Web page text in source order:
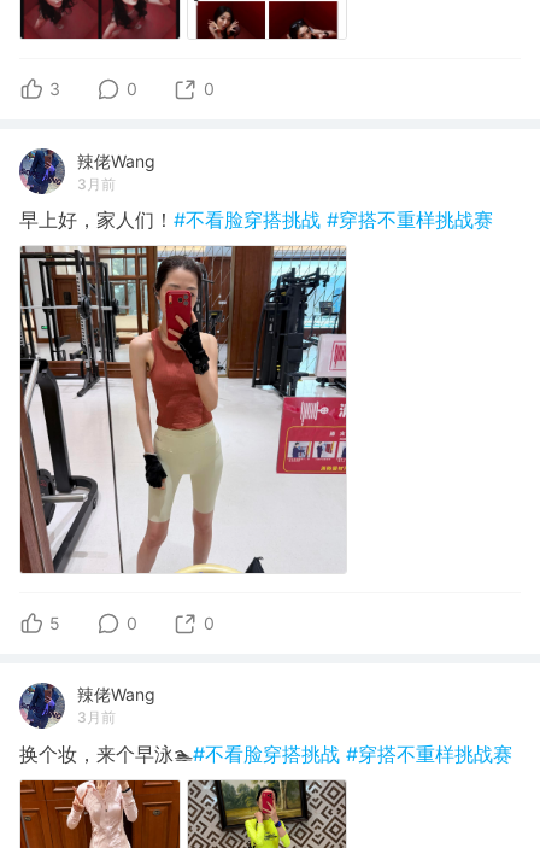
3 0 0
辣佬Wang
3月前
早上好，家人们！ #不看脸穿搭挑战 #穿搭不重样挑战赛
5 0 0
辣佬Wang
3月前
换个妆，来个早泳🏊#不看脸穿搭挑战 #穿搭不重样挑战赛